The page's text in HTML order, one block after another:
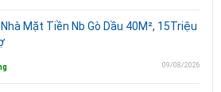
Mặt Tiền Nb Gò Dầu 40M², 15Triệu
09/08/2026